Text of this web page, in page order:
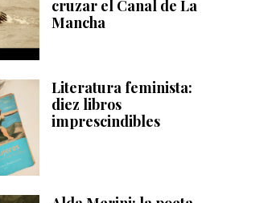
cruzar el Canal de La
Mancha
Literatura feminista:
diez libros
imprescindibles